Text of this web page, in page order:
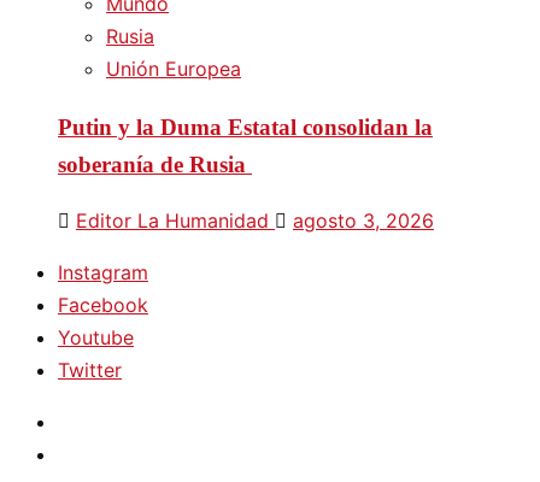
Rusia
Unión Europea
Putin y la Duma Estatal consolidan la
soberanía de Rusia
Editor La Humanidad agosto 3, 2026
Instagram
Facebook
Youtube
Twitter